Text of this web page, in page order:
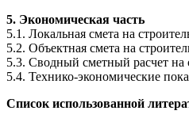
5. Экономическая часть
5.1. Локальная смета на
5.2. Объектная смета на
5.3. Сводный сметный расчет на
5.4. Технико-экономические
Список использованной